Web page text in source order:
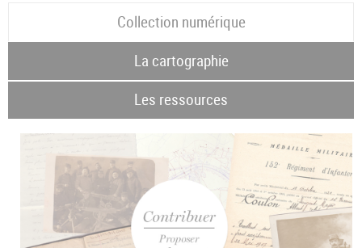
Collection numérique
La cartographie
Les ressources